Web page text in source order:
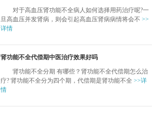
对于高血压肾功能不全病人如何选择用药治疗呢?一
旦高血压并发肾病，则会引起高血压肾病病情将会不 >>
详情
肾功能不全代偿期中医治疗效果好吗
肾功能不全分期 有哪些？肾功能不全代偿期怎么治
疗? 肾功能不全分为四个期，代偿期是肾功能不全 >>详
情